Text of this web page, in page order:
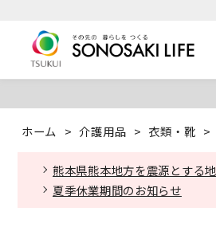
ホーム > 介護用品 > 衣類・靴 >
熊本県熊本地方を震源とする
夏季休業期間のお知らせ